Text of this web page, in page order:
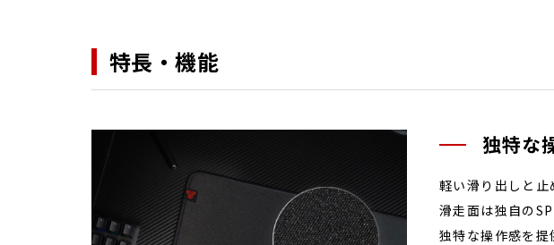
特長・機能
独特な
軽い滑り出しと止
滑走面は独自の
独特な操作感を提